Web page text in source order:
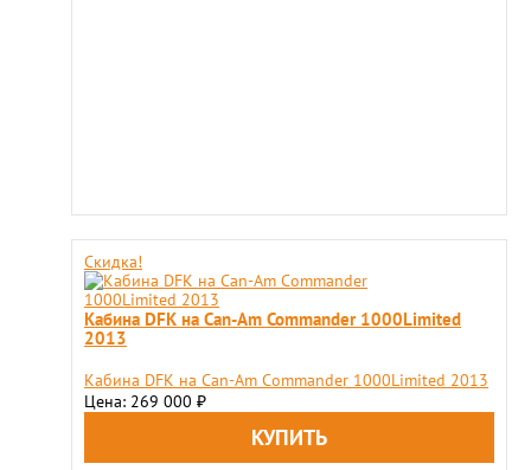
Скидка!
Кабина DFK на Can-Am Commander 1000Limited
2013
Кабина DFK на Can-Am Commander 1000Limited 2013
Цена: 269 000 ₽